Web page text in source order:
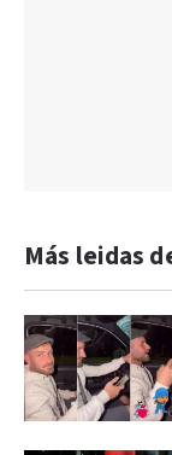
Más leidas